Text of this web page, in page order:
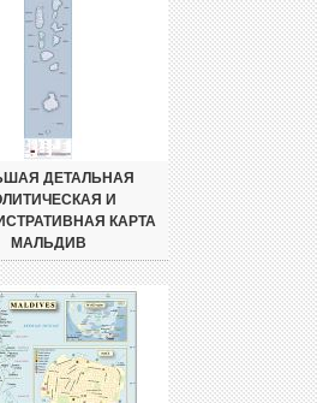
ДЕТАЛЬНАЯ
И
КАРТА
МАЛЬДИВ